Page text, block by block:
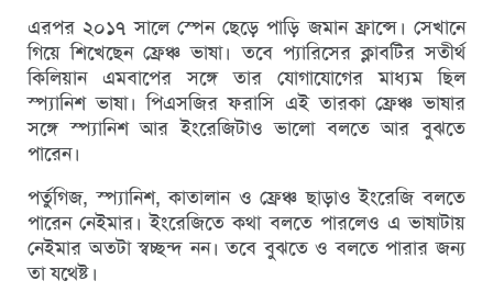
এরপর ২০১৭ সালে স্পেন ছেড়ে পাড়ি জমান ফ্রান্সে। সেখানে
গিয়ে শিখেছেন ফ্রেঞ্চ ভাষা। তবে প্যারিসের ক্লাবটির সতীর্থ
কিলিয়ান এমবাপের সঙ্গে তার যোগাযোগের মাধ্যম ছিল
স্প্যানিশ ভাষা। পিএসজির ফরাসি এই তারকা ফ্রেঞ্চ ভাষার
সঙ্গে স্প্যানিশ আর ইংরেজিটাও ভালো বলতে আর বুঝতে
পারেন।
পর্তুগিজ, স্প্যানিশ, কাতালান ও ফ্রেঞ্চ ছাড়াও ইংরেজি বলতে
পারেন নেইমার। ইংরেজিতে কথা বলতে পারলেও এ ভাষাটায়
নেইমার অতটা স্বচ্ছন্দ নন। তবে বুঝতে ও বলতে পারার জন্য
তা যথেষ্ট।